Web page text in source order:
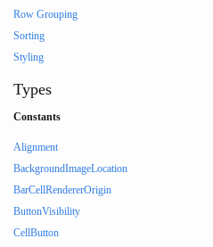
Row Grouping
Sorting
Styling
Types
Constants
Alignment
BackgroundImageLocation
BarCellRendererOrigin
ButtonVisibility
CellButton